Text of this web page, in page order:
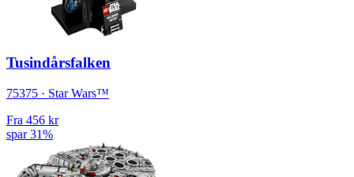
Tusindårsfalken
75375 · Star Wars™
Fra 456 kr
spar 31%